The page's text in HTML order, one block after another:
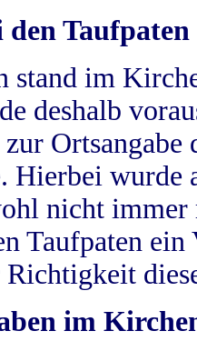
den Taufpaten
stand im
deshalb
Hierbei wurde
nicht
Taufpaten
im